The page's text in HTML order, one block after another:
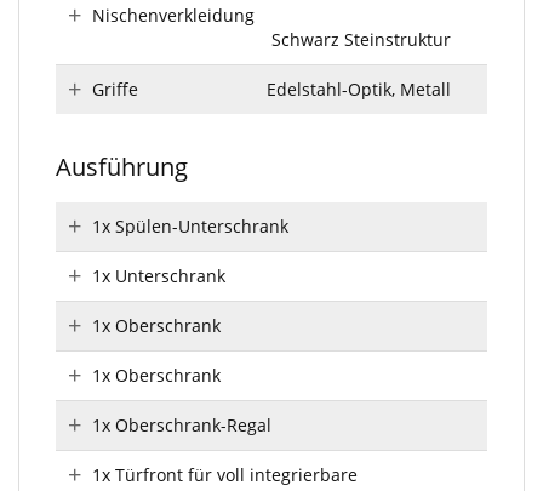
Nischenverkleidung
Schwarz Steinstruktur
Griffe Edelstahl-Optik, Metall
Ausführung
1x Spülen-Unterschrank
1x Unterschrank
1x Oberschrank
1x Oberschrank
1x Oberschrank-Regal
1x Türfront für voll integrierbare